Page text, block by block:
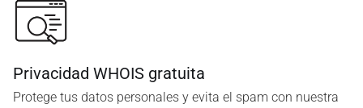
Privacidad WHOIS gratuita
Protege tus datos personales y evita el spam con nuestra